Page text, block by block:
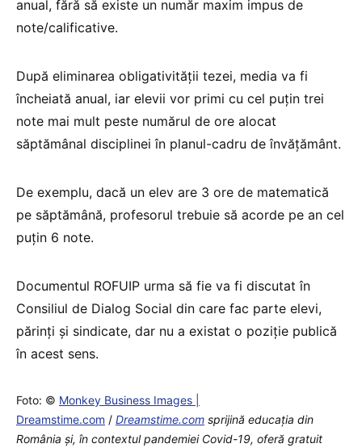
anual, fără să existe un număr maxim impus de
note/calificative.
După eliminarea obligativității tezei, media va fi
încheiată anual, iar elevii vor primi cu cel puțin trei
note mai mult peste numărul de ore alocat
săptămânal disciplinei în planul-cadru de învățământ.
De exemplu, dacă un elev are 3 ore de matematică
pe săptămână, profesorul trebuie să acorde pe an cel
puțin 6 note.
Documentul ROFUIP urma să fie va fi discutat în
Consiliul de Dialog Social din care fac parte elevi,
părinți și sindicate, dar nu a existat o poziție publică
în acest sens.
Foto: © Monkey Business Images |
Dreamstime.com / Dreamstime.com sprijină educaţia din
România şi, în contextul pandemiei Covid-19, oferă gratuit